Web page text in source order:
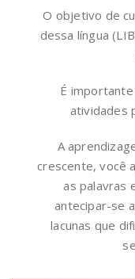
O objetivo de
dessa língua
É
atividades
A
crescente, você
as palavras
antecipar-se
lacunas que